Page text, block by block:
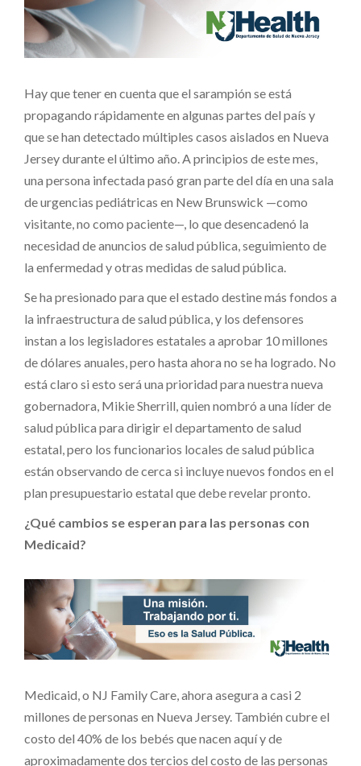
Hay que tener en cuenta que el sarampión se está
propagando rápidamente en algunas partes del país y
que se han detectado múltiples casos aislados en Nueva
Jersey durante el último año. A principios de este mes,
una persona infectada pasó gran parte del día en una sala
de urgencias pediátricas en New Brunswick —como
visitante, no como paciente—, lo que desencadenó la
necesidad de anuncios de salud pública, seguimiento de
la enfermedad y otras medidas de salud pública.
Se ha presionado para que el estado destine más fondos a
la infraestructura de salud pública, y los defensores
instan a los legisladores estatales a aprobar 10 millones
de dólares anuales, pero hasta ahora no se ha logrado. No
está claro si esto será una prioridad para nuestra nueva
gobernadora, Mikie Sherrill, quien nombró a una líder de
salud pública para dirigir el departamento de salud
estatal, pero los funcionarios locales de salud pública
están observando de cerca si incluye nuevos fondos en el
plan presupuestario estatal que debe revelar pronto.
¿Qué cambios se esperan para las personas con
Medicaid?
Medicaid, o NJ Family Care, ahora asegura a casi 2
millones de personas en Nueva Jersey. También cubre el
costo del 40% de los bebés que nacen aquí y de
aproximadamente dos tercios del costo de las personas